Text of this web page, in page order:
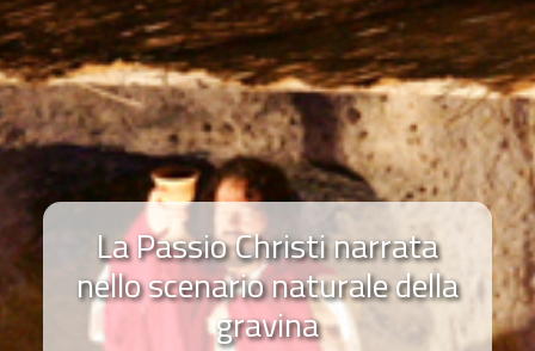
La Passio Christi narrata
nello scenario naturale della
gravina